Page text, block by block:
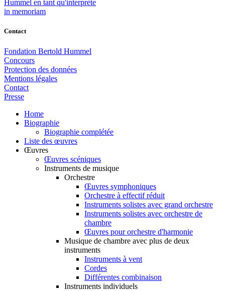
Hummel en tant qu'interprète
in memoriam
Contact
Fondation Bertold Hummel
Concours
Protection des données
Mentions légales
Contact
Presse
Home
Biographie
Biographie complétée
Liste des œuvres
Œuvres
Œuvres scéniques
Instruments de musique
Orchestre
Œuvres symphoniques
Orchestre à effectif réduit
Instruments solistes avec grand orchestre
Instruments solistes avec orchestre de
chambre
Œuvres pour orchestre d'harmonie
Musique de chambre avec plus de deux
instruments
Instruments à vent
Cordes
Différentes combinaison
Instruments individuels